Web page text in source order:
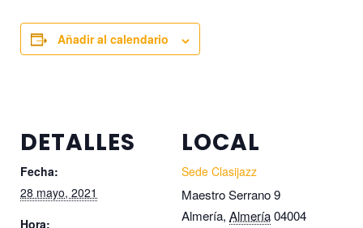
Añadir al calendario
DETALLES
Fecha:
28 mayo, 2021
Hora:
LOCAL
Sede Clasijazz
Maestro Serrano 9
Almería, Almería04004